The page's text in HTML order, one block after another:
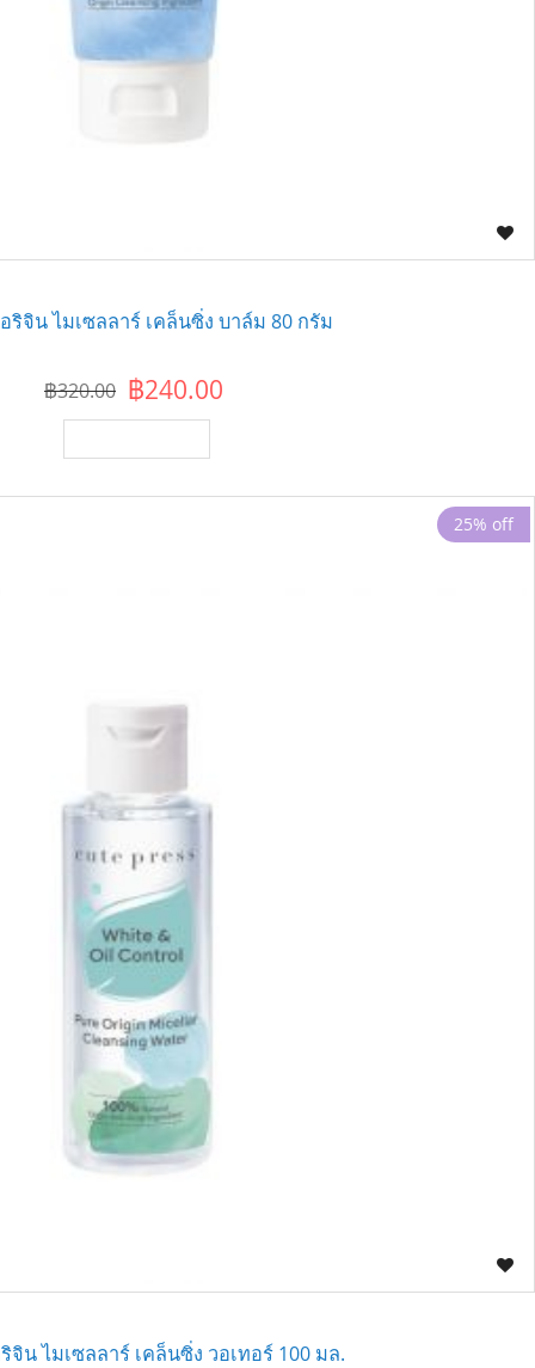
ริจิน ไมเซลลาร์ เคล็นซิ่ง บาล์ม 80 กรัม
฿240.00
฿320.00
25% off
จิน ไมเซลลาร์ เคล็นซิ่ง วอเทอร์ 100 มล.